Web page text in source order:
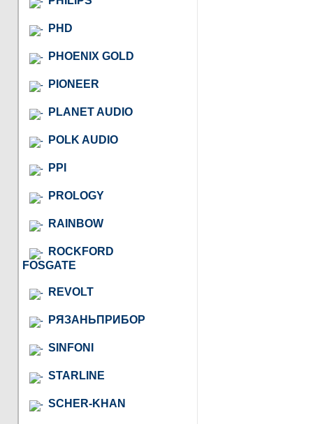
PHD
PHOENIX GOLD
PIONEER
PLANET AUDIO
POLK AUDIO
PPI
PROLOGY
RAINBOW
ROCKFORD
FOSGATE
REVOLT
РЯЗАНЬПРИБОР
SINFONI
STARLINE
SCHER-KHAN